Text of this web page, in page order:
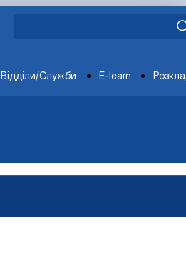
Відділи/Служби E-learn